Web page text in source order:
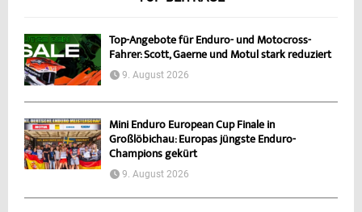
Top-Angebote für Enduro- und Motocross-
Fahrer: Scott, Gaerne und Motul stark reduziert
9. August 2026
Mini Enduro European Cup Finale in
Großlöbichau: Europas jüngste Enduro-
Champions gekürt
9. August 2026